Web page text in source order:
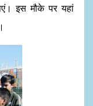
इस मौके पर यहां